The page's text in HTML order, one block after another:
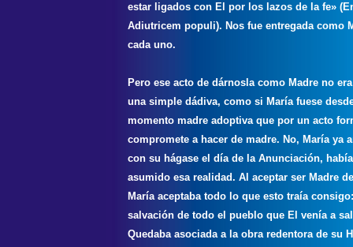
estar ligados con El por los lazos de la fe»
Adiutricem populi). Nos fue entregada como
cada uno.
Pero ese acto de dárnosla como Madre no
una simple dádiva, como si María fuese
momento madre adoptiva que por un acto
compromete a hacer de madre. No, María ya
con su hágase el día de la Anunciación, había
asumido esa realidad. Al aceptar ser Madre
María aceptaba todo lo que esto traía
salvación de todo el pueblo que El venía a
Quedaba asociada a la obra redentora de su